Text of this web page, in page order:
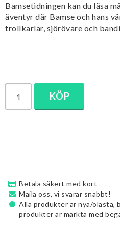
Bamsetidningen kan du läsa
äventyr där Bamse och hans
trollkarlar, sjörövare och
KÖP
Betala säkert med kort
Maila oss, vi svarar snabbt!
Alla produkter är nya/olästa,
produkter är märkta med